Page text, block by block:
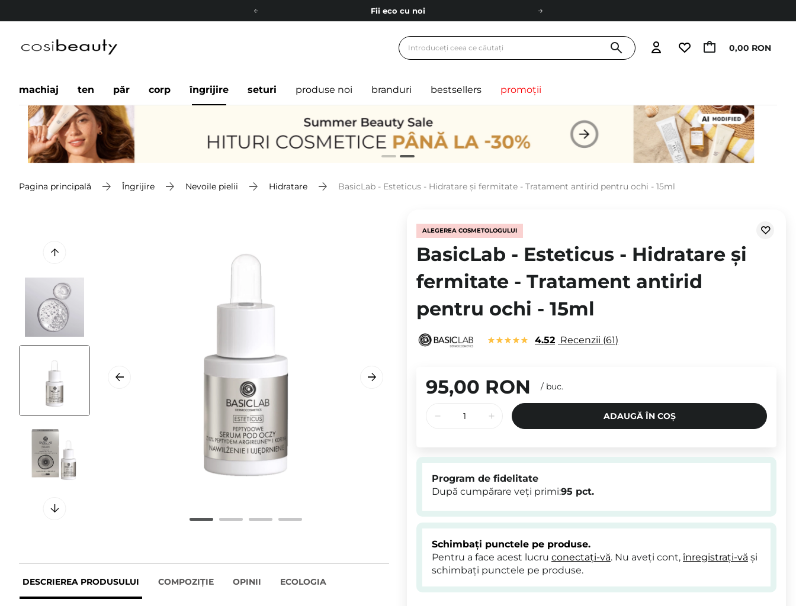
Fii eco cu noi
Livrare mai ieftină pentru comenzile de la 150 RON! 0,00 RON
machiaj ten păr corp îngrijire seturi produse noi branduri bestsellers promoții
Pagina principală Îngrijire Nevoile pielii Hidratare BasicLab - Esteticus - Hidratare și fermitate - Tratament antirid pentru ochi - 15ml
DESCRIEREA PRODUSULUI COMPOZIȚIE OPINII ECOLOGIA
ALEGEREA COSMETOLOGULUI
BasicLab - Esteticus - Hidratare și
fermitate - Tratament antirid
pentru ochi - 15ml
4.52 Recenzii 61
95,00 RON / buc.
ADAUGĂ ÎN COȘ
Program de fidelitate
După cumpărare veți primi:95 pct.
Schimbați punctele pe produse.
Pentru a face acest lucru conectați-vă. Nu aveți cont, înregistrați-vă și
schimbați punctele pe produse.